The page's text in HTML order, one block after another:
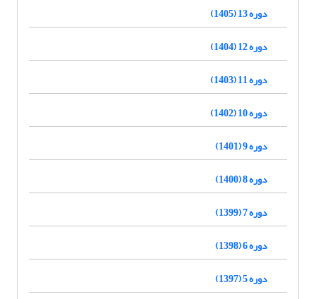
دوره 13 (1405)
دوره 12 (1404)
دوره 11 (1403)
دوره 10 (1402)
دوره 9 (1401)
دوره 8 (1400)
دوره 7 (1399)
دوره 6 (1398)
دوره 5 (1397)